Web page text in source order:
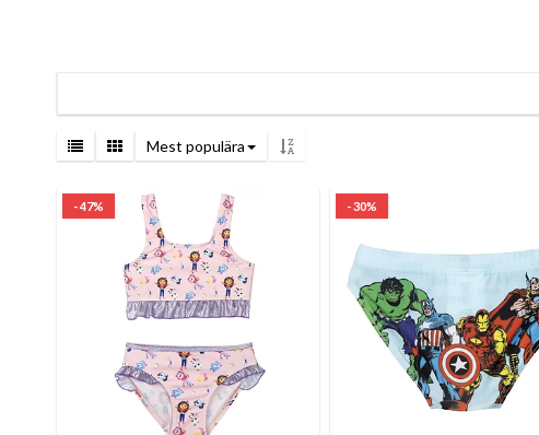
Mest populära
- 47% - 30%